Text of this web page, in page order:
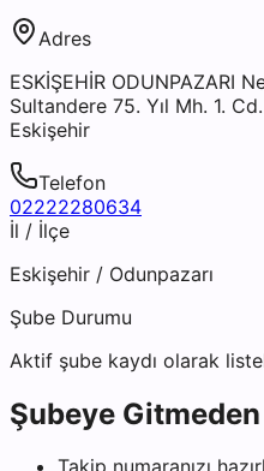
Adres
ESKİŞEHİR ODUNPAZARI
Sultandere 75. Yıl Mh. 1.
Eskişehir
Telefon
02222280634
İl / İlçe
Eskişehir / Odunpazarı
Şube Durumu
Aktif şube kaydı olarak
Şubeye